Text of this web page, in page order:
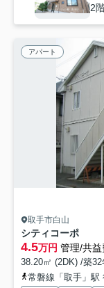
2
アパート
取手市白山
シティコーポ
4.5万円 管理/共益
38.20㎡ (2DK) /築
常磐線「取手」駅